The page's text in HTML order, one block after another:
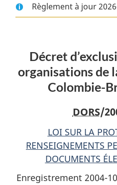
:
des
de
la
de
la
complet
:
visant
des
de
de
la
Règlement à jour
Décret
organisations de
Colombie-
DORS/
LOI SUR LA
RENSEIGNEMENTS
DOCUMENTS
Enregistrement 2004-